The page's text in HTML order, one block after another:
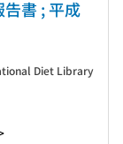
書 ; 平成
Diet Library